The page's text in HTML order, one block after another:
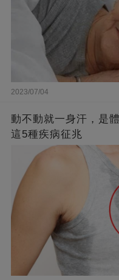
2023/07/04
動不動就一身汗，是
這5種疾病征兆